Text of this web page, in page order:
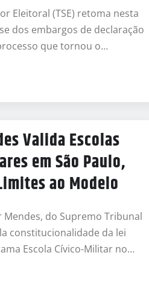
Eleitoral (TSE) retoma nesta
dos embargos de declaração
que tornou o…
Valida Escolas
em São Paulo,
ao Modelo
do Supremo Tribunal
constitucionalidade da lei
Escola Cívico-Militar no…